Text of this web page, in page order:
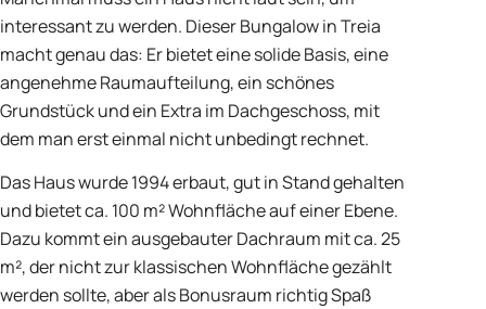
interessant zu werden. Dieser Bungalow in Treia
macht genau das: Er bietet eine solide Basis, eine
angenehme Raumaufteilung, ein schönes
Grundstück und ein Extra im Dachgeschoss, mit
dem man erst einmal nicht unbedingt rechnet.
Das Haus wurde 1994 erbaut, gut in Stand gehalten
und bietet ca. 100 m² Wohnfläche auf einer Ebene.
Dazu kommt ein ausgebauter Dachraum mit ca. 25
m², der nicht zur klassischen Wohnfläche gezählt
werden sollte, aber als Bonusraum richtig Spaß